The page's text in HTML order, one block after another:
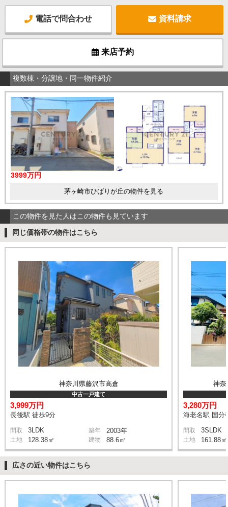
電話で問合わせ 資料請求
来店予約
複数棟・分譲地・同一物件紹介
3999万円
茅ヶ崎市ひばりが丘の物件を見る
この物件を見た人はこの物件も見ています
同じ価格帯の物件はこちら
神奈川県藤沢市高倉
中古一戸建て
3,999万円
長後駅 徒歩9分
間取 3LDK 築年 2003年
土地 128.38㎡ 建物 88.6㎡
神奈
3,280万円
海老名駅 国分
間取 3SLDK
土地 161.88㎡
広さの近い物件はこちら